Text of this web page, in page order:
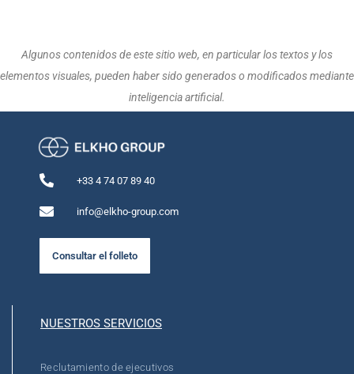
Algunos contenidos de este sitio web, en particular los textos y los
elementos visuales, pueden haber sido generados o modificados mediante
inteligencia artificial.
+33 4 74 07 89 40
info@elkho-group.com
Consultar el folleto
NUESTROS SERVICIOS
Reclutamiento de ejecutivos